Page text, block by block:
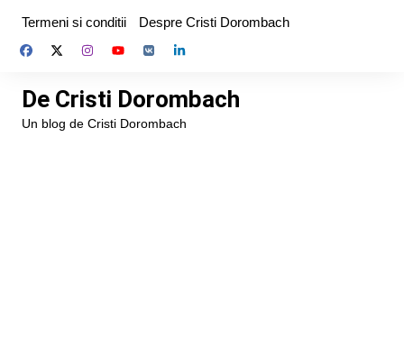
content
Termeni si conditii Despre Cristi Dorombach
De Cristi Dorombach
Un blog de Cristi Dorombach